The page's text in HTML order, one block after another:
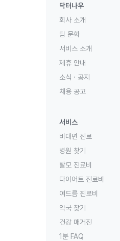
닥터나우
회사 소개
팀 문화
서비스 소개
제휴 안내
소식 · 공지
채용 공고
서비스
비대면 진료
병원 찾기
탈모 진료비
다이어트 진료비
여드름 진료비
약국 찾기
건강 매거진
1분 FAQ